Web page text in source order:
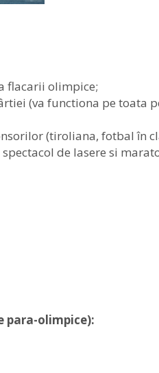
flacarii olimpice;
(va functiona pe toata
(tiroliana, fotbal în
de lasere si
para-olimpice):